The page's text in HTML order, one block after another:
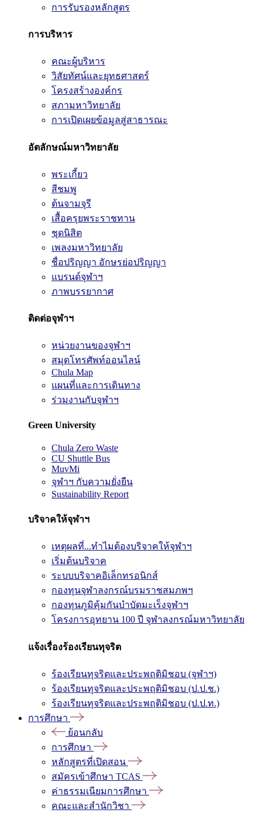
การรับรองหลักสูตร
การบริหาร
คณะผู้บริหาร
วิสัยทัศน์และยุทธศาสตร์
โครงสร้างองค์กร
สภามหาวิทยาลัย
การเปิดเผยข้อมูลสู่สาธารณะ
อัตลักษณ์มหาวิทยาลัย
พระเกี้ยว
สีชมพู
ต้นจามจุรี
เสื้อครุยพระราชทาน
ชุดนิสิต
เพลงมหาวิทยาลัย
ชื่อปริญญา อักษรย่อปริญญา
แบรนด์จุฬาฯ
ภาพบรรยากาศ
ติดต่อจุฬาฯ
หน่วยงานของจุฬาฯ
สมุดโทรศัพท์ออนไลน์
Chula Map
แผนที่และการเดินทาง
ร่วมงานกับจุฬาฯ
Green University
Chula Zero Waste
CU Shuttle Bus
MuvMi
จุฬาฯ กับความยั่งยืน
Sustainability Report
บริจาคให้จุฬาฯ
เหตุผลที่...ทำไมต้องบริจาคให้จุฬาฯ
เริ่มต้นบริจาค
ระบบบริจาคอิเล็กทรอนิกส์
กองทุนจุฬาลงกรณ์บรมราชสมภพฯ
กองทุนภูมิคุ้มกันบำบัดมะเร็งจุฬาฯ
โครงการอุทยาน 100 ปี จุฬาลงกรณ์มหาวิทยาลัย
แจ้งเรื่องร้องเรียนทุจริต
ร้องเรียนทุจริตและประพฤติมิชอบ (จุฬาฯ)
ร้องเรียนทุจริตและประพฤติมิชอบ (ป.ป.ช.)
ร้องเรียนทุจริตและประพฤติมิชอบ (ป.ป.ท.)
การศึกษา
ย้อนกลับ
การศึกษา
หลักสูตรที่เปิดสอน
สมัครเข้าศึกษา TCAS
ค่าธรรมเนียมการศึกษา
คณะและสำนักวิชา